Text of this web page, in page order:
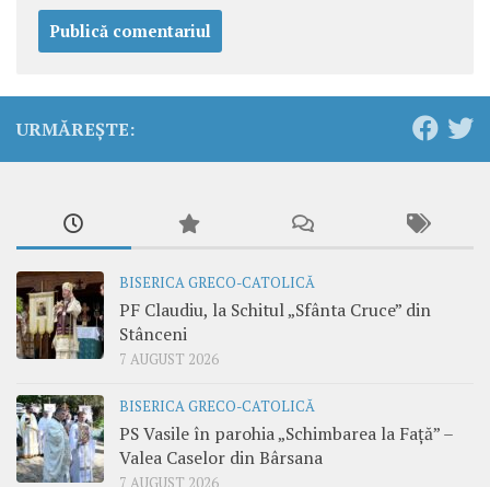
URMĂREȘTE:
BISERICA GRECO-CATOLICĂ
PF Claudiu, la Schitul „Sfânta Cruce” din
Stânceni
7 AUGUST 2026
BISERICA GRECO-CATOLICĂ
PS Vasile în parohia „Schimbarea la Față” –
Valea Caselor din Bârsana